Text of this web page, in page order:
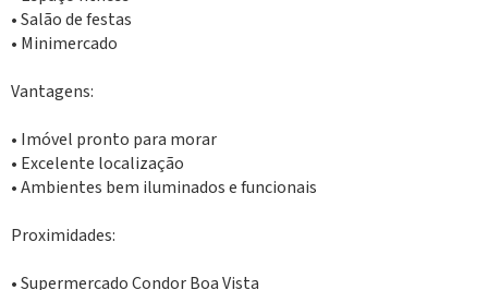
• Salão de festas
• Minimercado
Vantagens:
• Imóvel pronto para morar
• Excelente localização
• Ambientes bem iluminados e funcionais
Proximidades:
• Supermercado Condor Boa Vista